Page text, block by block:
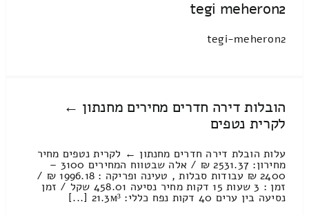
tegi meheron2
tegi-meheron2
הובלות דירה חדרים מחירים מחנתון ←
לקרית נטפים
עלות הובלת דירה חדרים מחנתון ← לקרית נטפים מחיר
מחירון: 2531.37 ₪ / אלה שבטווח המחירים 3100 –
2400 ₪ עבודות סבלות , טעינה ופריקה : 1996.18 ₪ /
זמן : 3 שעות 15 דקות מחיר נסיעה 458.01 שקל / זמן
נסיעה בין ערים 40 דקות נפח כללי: 21.3м³ [...]